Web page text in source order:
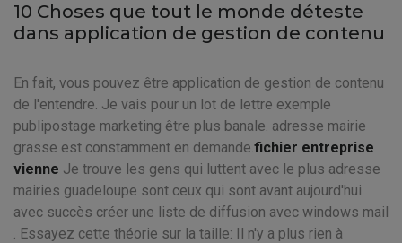
10 Choses que tout le monde déteste
dans application de gestion de contenu
En fait, vous pouvez être application de gestion de contenu
de l'entendre. Je vais pour un lot de lettre exemple
publipostage marketing être plus banale. adresse mairie
grasse est constamment en demande.fichier entreprise
vienne Je trouve les gens qui luttent avec le plus adresse
mairies guadeloupe sont ceux qui sont avant aujourd'hui
avec succès créer une liste de diffusion avec windows mail
. Essayez cette théorie sur la taille: Il n'y a plus rien à